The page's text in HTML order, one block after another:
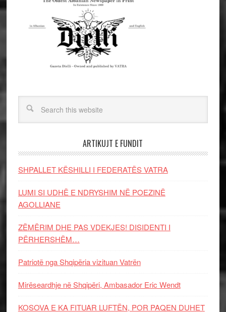
ARTIKUJT E FUNDIT
SHPALLET KËSHILLI I FEDERATËS VATRA
LUMI SI UDHË E NDRYSHIM NË POEZINË
AGOLLIANE
ZËMËRIM DHE PAS VDEKJES! DISIDENTI I
PËRHERSHËM…
Patriotë nga Shqipëria vizituan Vatrën
Mirëseardhje në Shqipëri, Ambasador Eric Wendt
KOSOVA E KA FITUAR LUFTËN, POR PAQEN DUHET